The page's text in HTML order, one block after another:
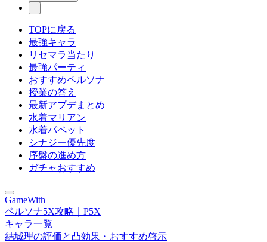
TOPに戻る
最強キャラ
リセマラ当たり
最強パーティ
おすすめペルソナ
授業の答え
最新アプデまとめ
水着マリアン
水着パペット
シナジー優先度
序盤の進め方
ガチャおすすめ
GameWith
ペルソナ5X攻略｜P5X
キャラ一覧
結城理の評価と凸効果・おすすめ啓示